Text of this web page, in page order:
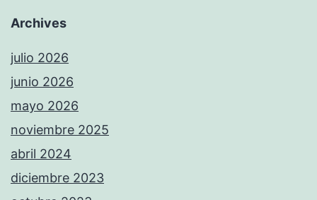
Archives
julio 2026
junio 2026
mayo 2026
noviembre 2025
abril 2024
diciembre 2023